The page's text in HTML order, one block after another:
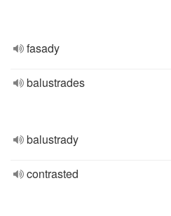
fasady
balustrades
balustrady
contrasted